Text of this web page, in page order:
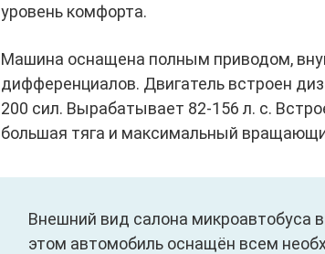
уровень комфорта.
Машина оснащена полным приводом,
дифференциалов. Двигатель встроен
200 сил. Вырабатывает 82-156 л. с.
большая тяга и максимальный
Внешний вид салона микроавтобуса
этом автомобиль оснащён всем